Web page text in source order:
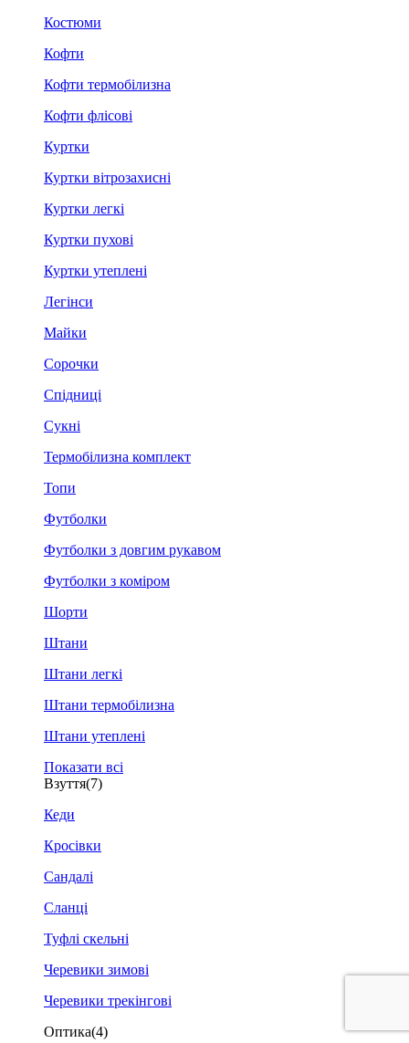
Костюми
Кофти
Кофти термобілизна
Кофти флісові
Куртки
Куртки вітрозахисні
Куртки легкі
Куртки пухові
Куртки утеплені
Легінси
Майки
Сорочки
Спідниці
Сукні
Термобілизна комплект
Топи
Футболки
Футболки з довгим рукавом
Футболки з коміром
Шорти
Штани
Штани легкі
Штани термобілизна
Штани утеплені
Показати всі
Взуття(7)
Кеди
Кросівки
Сандалі
Сланці
Туфлі скельні
Черевики зимові
Черевики трекінгові
Оптика(4)